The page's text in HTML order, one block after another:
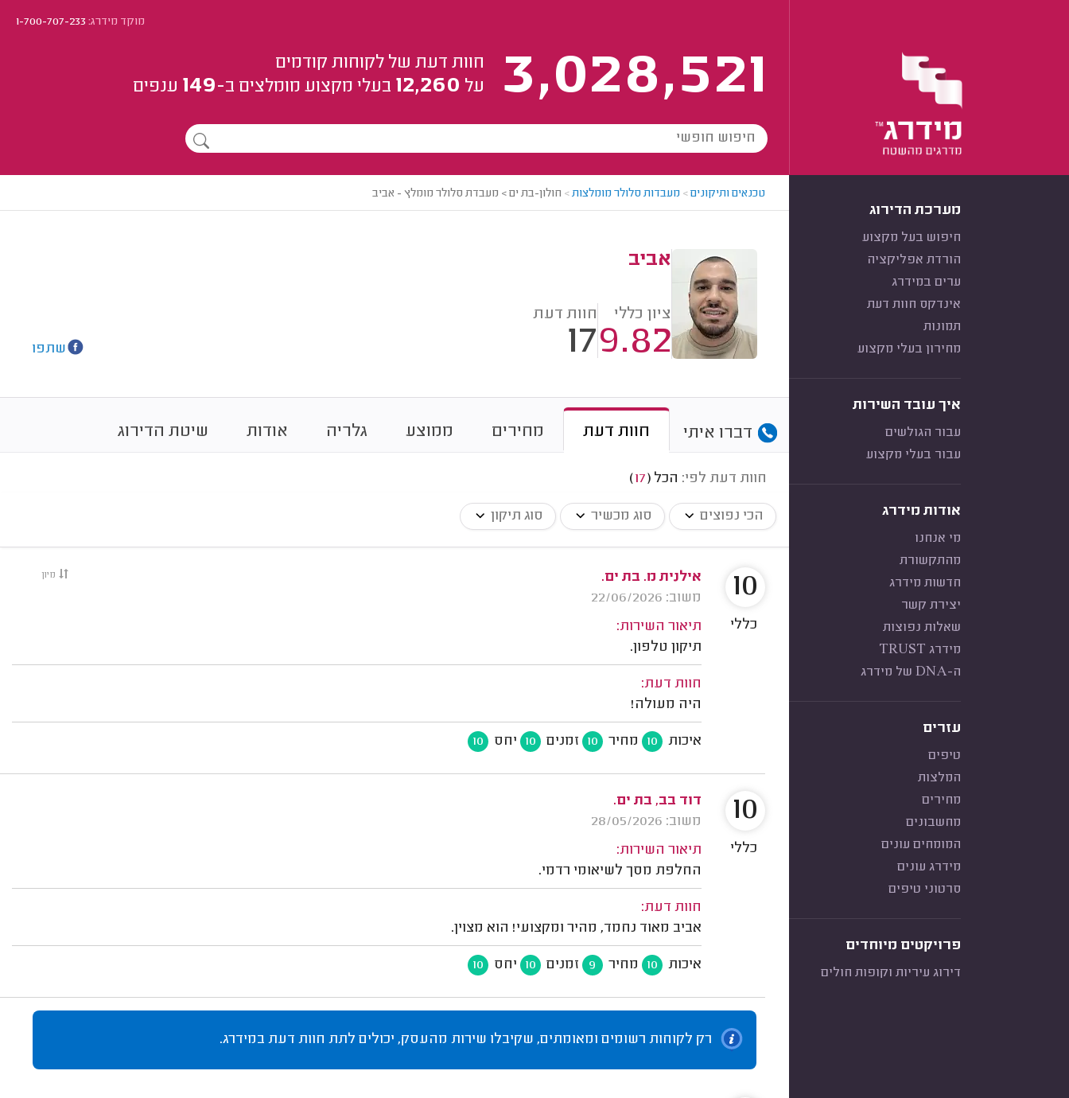
מוקד מידרג:1-700-707-233
3,028,521
חוות דעת של לקוחות קודמים
על 12,260 בעלי מקצוע מומלצים ב-149 ענפים
מערכת הדירוג
חיפוש בעל מקצוע
הורדת אפליקציה
ערים במידרג
אינדקס חוות דעת
תמונות
מחירון בעלי מקצוע
איך עובד השירות
עבור הגולשים
עבור בעלי מקצוע
אודות מידרג
מי אנחנו
מהתקשורת
חדשות מידרג
יצירת קשר
שאלות נפוצות
מידרג TRUST
ה-DNA של מידרג
עזרים
טיפים
המלצות
מחירים
מחשבונים
המומחים עונים
מידרג עונים
סרטוני טיפים
פרויקטים מיוחדים
דירוג עיריות וקופות חולים
טכנאים ותיקונים> מעבדות סלולר מומלצות> חולון-בת ים > מעבדת סלולר מומלץ - אביב
אביב
ציון כללי
9.82
חוות דעת
17 שתפו
דברו איתי חוות דעת מחירים ממוצע גלריה אודות שיטת הדירוג
חוות דעת לפי: הכל (
17
)
הכי נפוצים סוג מכשיר סוג תיקון
מיון
אילנית מ. בת ים.
משוב: 22/06/2026
תיאור השירות:
תיקון טלפון.
חוות דעת:
היה מעולה!
איכות 10 מחיר 10 זמנים 10 יחס 10
10
כללי
דוד בב, בת ים.
משוב: 28/05/2026
תיאור השירות:
החלפת מסך לשיאומי רדמי.
חוות דעת:
אביב מאוד נחמד, מהיר ומקצועי! הוא מצוין.
איכות 10 מחיר 9 זמנים 10 יחס 10
10
כללי
רק לקוחות רשומים ומאומתים, שקיבלו שירות מהעסק, יכולים לתת חוות דעת במידרג.